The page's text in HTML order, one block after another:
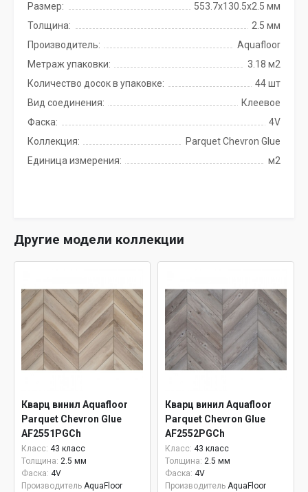
Размер:
553.7x130.5x2.5 мм
Толщина:
2.5 мм
Производитель:
Aquafloor
Метраж упаковки:
3.18 м2
Количество досок в упаковке:
44 шт
Вид соединения:
Клеевое
Фаска:
4V
Коллекция:
Parquet Chevron Glue
Единица измерения:
м2
Другие модели коллекции
Кварц винил Aquafloor
Parquet Chevron Glue
AF2551PGCh
Класс: 43 класс
Толщина: 2.5 мм
Фаска: 4V
Производитель AquaFloor
Кварц винил Aquafloor
Parquet Chevron Glue
AF2552PGCh
Класс: 43 класс
Толщина: 2.5 мм
Фаска: 4V
Производитель AquaFloor